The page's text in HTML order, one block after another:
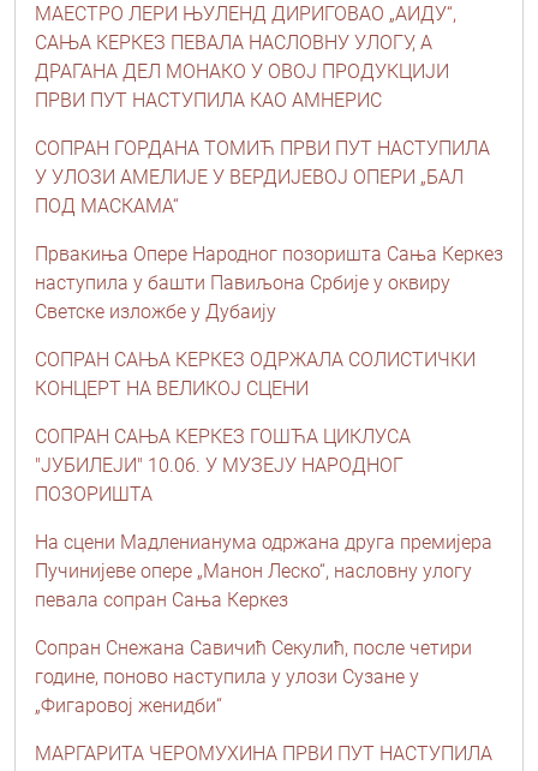
МАЕСТРО ЛЕРИ ЊУЛЕНД ДИРИГОВАО „АИДУ“,
САЊА КЕРКЕЗ ПЕВАЛА НАСЛОВНУ УЛОГУ, А
ДРАГАНA ДЕЛ МОНАКО У ОВОЈ ПРОДУКЦИЈИ
ПРВИ ПУТ НАСТУПИЛА КАО АМНЕРИС
СОПРАН ГОРДАНА ТОМИЋ ПРВИ ПУТ НАСТУПИЛА
У УЛОЗИ АМЕЛИЈЕ У ВЕРДИЈЕВОЈ ОПЕРИ „БАЛ
ПОД МАСКАМА“
Првакиња Опере Народног позоришта Сања Керкез
наступила у башти Павиљона Србије у оквиру
Светске изложбе у Дубаију
СОПРАН САЊА КЕРКЕЗ ОДРЖАЛА СОЛИСТИЧКИ
КОНЦЕРТ НА ВЕЛИКОЈ СЦЕНИ
СОПРАН САЊА КЕРКЕЗ ГОШЋА ЦИКЛУСА
"ЈУБИЛЕЈИ" 10.06. У МУЗЕЈУ НАРОДНОГ
ПОЗОРИШТА
На сцени Мадленианума одржана друга премијера
Пучинијеве опере „Манон Леско“, насловну улогу
певала сопран Сања Керкез
Сопран Снежана Савичић Секулић, после четири
године, поново наступила у улози Сузане у
„Фигаровој женидби“
МАРГАРИТА ЧЕРОМУХИНА ПРВИ ПУТ НАСТУПИЛА